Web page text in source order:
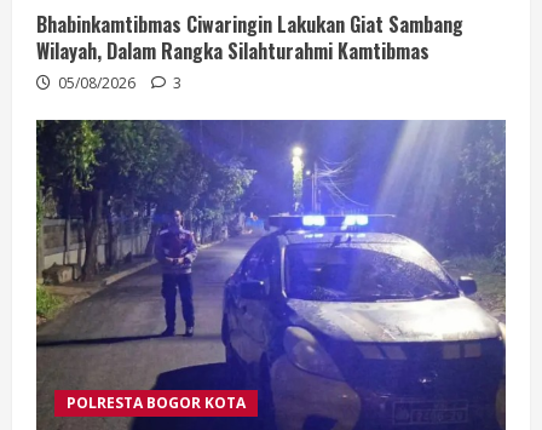
Bhabinkamtibmas Ciwaringin Lakukan Giat Sambang
Wilayah, Dalam Rangka Silahturahmi Kamtibmas
05/08/2026 3
POLRESTA BOGOR KOTA